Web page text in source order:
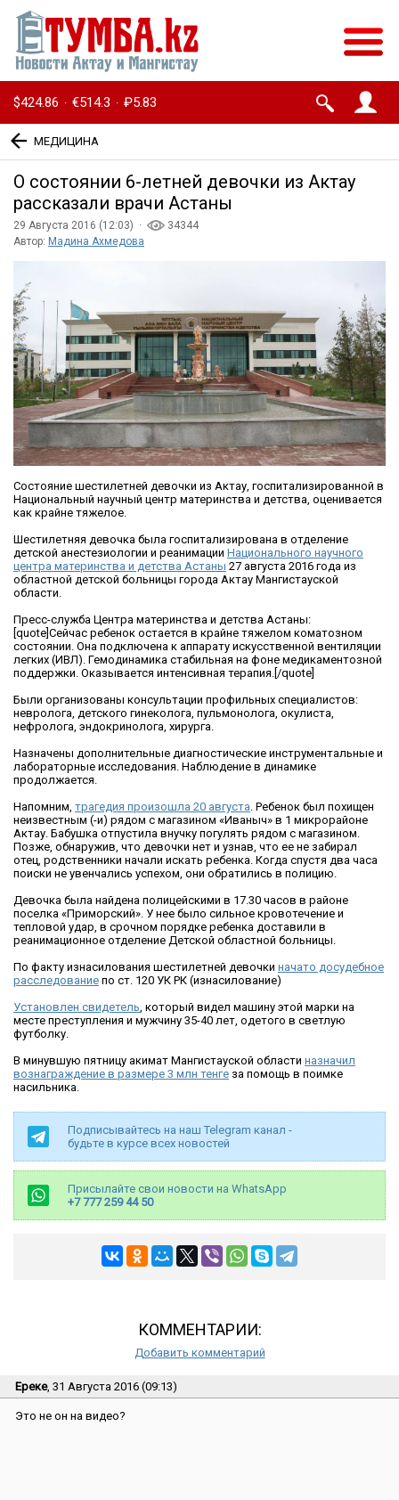
$424.86 · €514.3 · ₽5.83
МЕДИЦИНА
О состоянии 6-летней девочки из Актау
рассказали врачи Астаны
29 Августа 2016 (12:03) ·
34344
Автор: Мадина Ахмедова
Состояние шестилетней девочки из Актау, госпитализированной в
Национальный научный центр материнства и детства, оценивается
как крайне тяжелое.
Шестилетняя девочка была госпитализирована в отделение
детской анестезиологии и реанимации Национального научного
центра материнства и детства Астаны 27 августа 2016 года из
областной детской больницы города Актау Мангистауской
области.
Пресс-служба Центра материнства и детства Астаны:
[quote]Сейчас ребенок остается в крайне тяжелом коматозном
состоянии. Она подключена к аппарату искусственной вентиляции
легких (ИВЛ). Гемодинамика стабильная на фоне медикаментозной
поддержки. Оказывается интенсивная терапия.[/quote]
Были организованы консультации профильных специалистов:
невролога, детского гинеколога, пульмонолога, окулиста,
нефролога, эндокринолога, хирурга.
Назначены дополнительные диагностические инструментальные и
лабораторные исследования. Наблюдение в динамике
продолжается.
Напомним, трагедия произошла 20 августа. Ребенок был похищен
неизвестным (-и) рядом с магазином «Иваныч» в 1 микрорайоне
Актау. Бабушка отпустила внучку погулять рядом с магазином.
Позже, обнаружив, что девочки нет и узнав, что ее не забирал
отец, родственники начали искать ребенка. Когда спустя два часа
поиски не увенчались успехом, они обратились в полицию.
Девочка была найдена полицейскими в 17.30 часов в районе
поселка «Приморский». У нее было сильное кровотечение и
тепловой удар, в срочном порядке ребенка доставили в
реанимационное отделение Детской областной больницы.
По факту изнасилования шестилетней девочки начато досудебное
расследование по ст. 120 УК РК (изнасилование)
Установлен свидетель, который видел машину этой марки на
месте преступления и мужчину 35-40 лет, одетого в светлую
футболку.
В минувшую пятницу акимат Мангистауской области назначил
вознаграждение в размере 3 млн тенге за помощь в поимке
насильника.
Подписывайтесь на наш Telegram канал -
будьте в курсе всех новостей
Присылайте свои новости на WhatsApp
+7 777 259 44 50
КОММЕНТАРИИ:
Добавить комментарий
Ереке, 31 Августа 2016 (09:13)
Это не он на видео?